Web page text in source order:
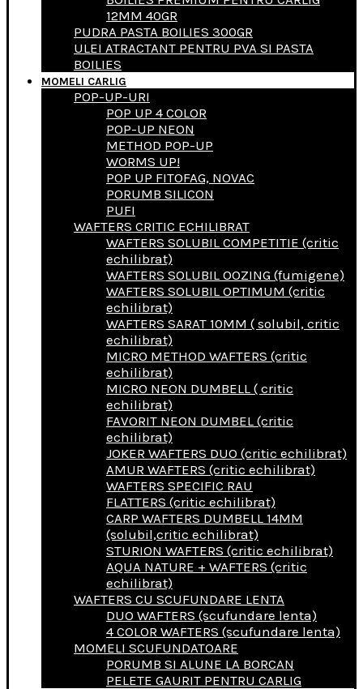
12MM 40GR
PUDRA PASTA BOILIES 300GR
ULEI ATRACTANT PENTRU PVA SI PASTA
BOILIES
MOMELI CARLIG
POP-UP-URI
POP UP 4 COLOR
POP-UP NEON
METHOD POP-UP
WORMS UP!
POP UP FITOFAG, NOVAC
PORUMB SILICON
PUFI
WAFTERS CRITIC ECHILIBRAT
WAFTERS SOLUBIL COMPETITIE (critic
echilibrat)
WAFTERS SOLUBIL OOZING (fumigene)
WAFTERS SOLUBIL OPTIMUM (critic
echilibrat)
WAFTERS SARAT 10MM ( solubil, critic
echilibrat)
MICRO METHOD WAFTERS (critic
echilibrat)
MICRO NEON DUMBELL ( critic
echilibrat)
FAVORIT NEON DUMBEL (critic
echilibrat)
JOKER WAFTERS DUO (critic echilibrat)
AMUR WAFTERS (critic echilibrat)
WAFTERS SPECIFIC RAU
FLATTERS (critic echilibrat)
CARP WAFTERS DUMBELL 14MM
(solubil,critic echilibrat)
STURION WAFTERS (critic echilibrat)
AQUA NATURE + WAFTERS (critic
echilibrat)
WAFTERS CU SCUFUNDARE LENTA
DUO WAFTERS (scufundare lenta)
4 COLOR WAFTERS (scufundare lenta)
MOMELI SCUFUNDATOARE
PORUMB SI ALUNE LA BORCAN
PELETE GAURIT PENTRU CARLIG